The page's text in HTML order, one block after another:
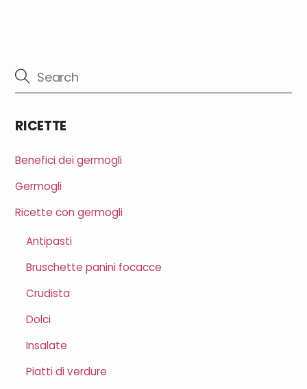
RICETTE
Benefici dei germogli
Germogli
Ricette con germogli
Antipasti
Bruschette panini focacce
Crudista
Dolci
Insalate
Piatti di verdure